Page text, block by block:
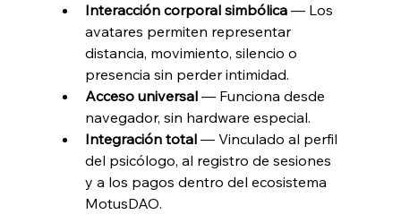
Interacción corporal simbólica — Los
avatares permiten representar
distancia, movimiento, silencio o
presencia sin perder intimidad.
Acceso universal — Funciona desde
navegador, sin hardware especial.
Integración total — Vinculado al perfil
del psicólogo, al registro de sesiones
y a los pagos dentro del ecosistema
MotusDAO.